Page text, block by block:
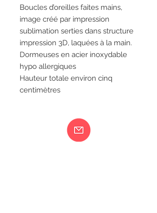
Boucles d’oreilles faites mains,
image créé par impression
sublimation serties dans structure
impression 3D, laquées à la main.
Dormeuses en acier inoxydable
hypo allergiques
Hauteur totale environ cinq
centimètres